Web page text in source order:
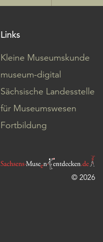
Links
Kleine Museumskunde
museum-digital
Sächsische Landesstelle
für Museumswesen
Fortbildung
© 2026